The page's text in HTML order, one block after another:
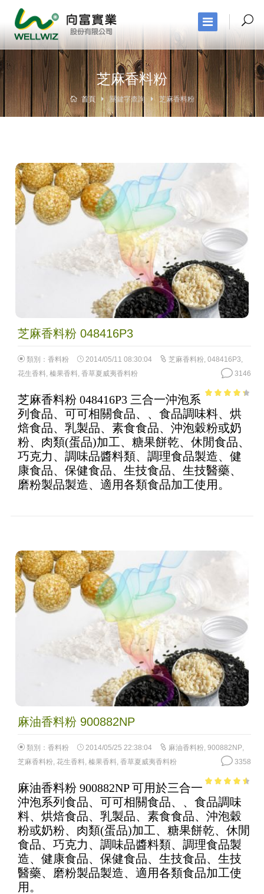
芝麻香料粉
首頁 關鍵字查詢 芝麻香料粉
芝麻香料粉 048416P3
類別： 香料粉 2014/05/11 08:30:04 芝麻香料粉, 048416P3,
花生香料, 榛果香料, 香草夏威夷香料粉 3146
of 5
芝麻香料粉 048416P3 三合一沖泡系
列食品、可可相關食品、、食品調味料、烘
焙食品、乳製品、素食食品、沖泡穀粉或奶
粉、肉類(蛋品)加工、糖果餅乾、休閒食品、
巧克力、調味品醬料類、調理食品製造、健
康食品、保健食品、生技食品、生技醫藥、
磨粉製品製造、適用各類食品加工使用。
麻油香料粉 900882NP
類別： 香料粉 2014/05/25 22:38:04 麻油香料粉, 900882NP,
芝麻香料粉, 花生香料, 榛果香料, 香草夏威夷香料粉 3358
of 5
麻油香料粉 900882NP 可用於三合一
沖泡系列食品、可可相關食品、、食品調味
料、烘焙食品、乳製品、素食食品、沖泡穀
粉或奶粉、肉類(蛋品)加工、糖果餅乾、休閒
食品、巧克力、調味品醬料類、調理食品製
造、健康食品、保健食品、生技食品、生技
醫藥、磨粉製品製造、適用各類食品加工使
用。